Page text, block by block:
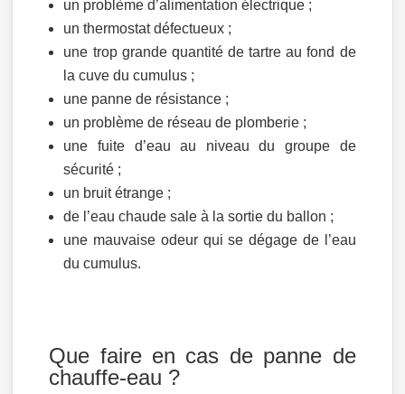
un problème d’alimentation électrique ;
un thermostat défectueux ;
une trop grande quantité de tartre au fond de
la cuve du cumulus ;
une panne de résistance ;
un problème de réseau de plomberie ;
une fuite d’eau au niveau du groupe de
sécurité ;
un bruit étrange ;
de l’eau chaude sale à la sortie du ballon ;
une mauvaise odeur qui se dégage de l’eau
du cumulus.
Que faire en cas de panne de
chauffe-eau ?